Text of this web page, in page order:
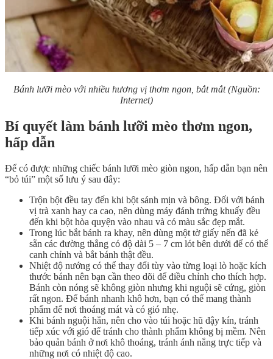
Bánh lưỡi mèo với nhiều hương vị thơm ngon, bắt mắt (Nguồn:
Internet)
Bí quyết làm bánh lưỡi mèo thơm ngon,
hấp dẫn
Để có được những chiếc bánh lưỡi mèo giòn ngon, hấp dẫn bạn nên
“bỏ túi” một số lưu ý sau đây:
Trộn bột đều tay đến khi bột sánh mịn và bông. Đối với bánh
vị trà xanh hay ca cao, nên dùng máy đánh trứng khuấy đều
đến khi bột hòa quyện vào nhau và có màu sắc đẹp mắt.
Trong lúc bắt bánh ra khay, nên dùng một tờ giấy nến đã kẻ
sẵn các đường thẳng có độ dài 5 – 7 cm lót bên dưới để có thể
canh chỉnh và bắt bánh thật đều.
Nhiệt độ nướng có thể thay đổi tùy vào từng loại lò hoặc kích
thước bánh nên bạn cần theo dõi để điều chỉnh cho thích hợp.
Bánh còn nóng sẽ không giòn nhưng khi nguội sẽ cứng, giòn
rất ngon. Để bánh nhanh khô hơn, bạn có thể mang thành
phẩm để nơi thoáng mát và có gió nhẹ.
Khi bánh nguội hẳn, nên cho vào túi hoặc hũ đậy kín, tránh
tiếp xúc với gió để tránh cho thành phẩm không bị mềm. Nên
bảo quản bánh ở nơi khô thoáng, tránh ánh nắng trực tiếp và
những nơi có nhiệt độ cao.